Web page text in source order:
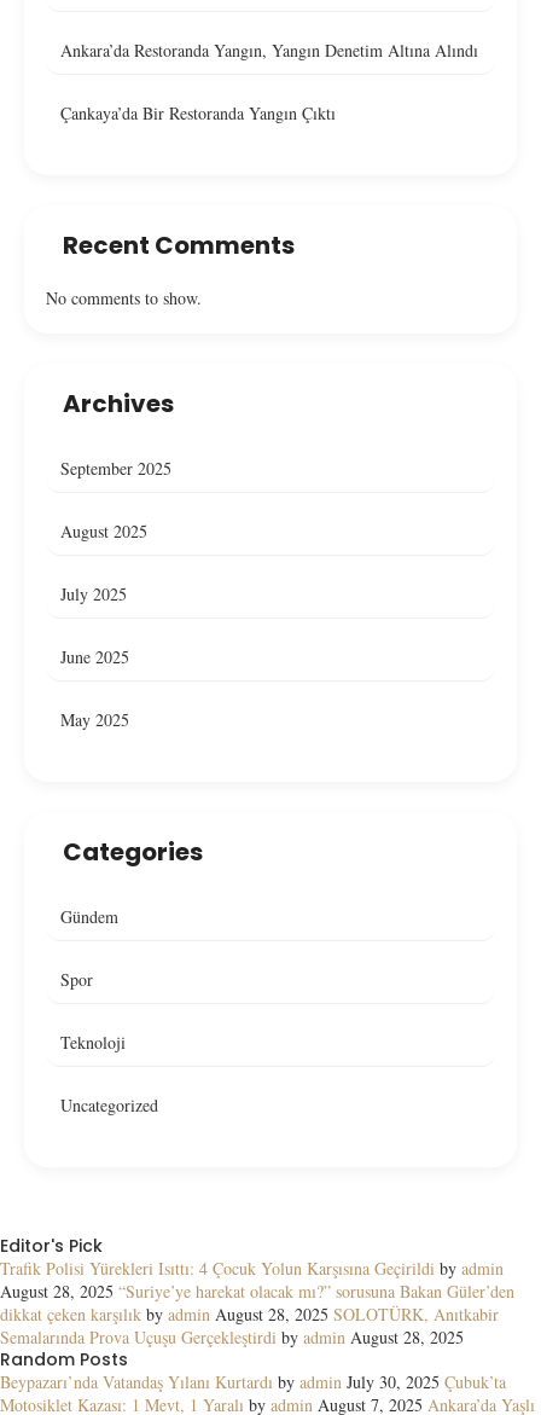
Ankara’da Restoranda Yangın, Yangın Denetim Altına Alındı
Çankaya’da Bir Restoranda Yangın Çıktı
Recent Comments
No comments to show.
Archives
September 2025
August 2025
July 2025
June 2025
May 2025
Categories
Gündem
Spor
Teknoloji
Uncategorized
Editor's Pick
Trafik Polisi Yürekleri Isıttı: 4 Çocuk Yolun Karşısına Geçirildi by admin
August 28, 2025 “Suriye’ye harekat olacak mı?” sorusuna Bakan Güler’den
dikkat çeken karşılık by admin August 28, 2025 SOLOTÜRK, Anıtkabir
Semalarında Prova Uçuşu Gerçekleştirdi by admin August 28, 2025
Random Posts
Beypazarı’nda Vatandaş Yılanı Kurtardı by admin July 30, 2025 Çubuk’ta
Motosiklet Kazası: 1 Mevt, 1 Yaralı by admin August 7, 2025 Ankara’da Yaşlı